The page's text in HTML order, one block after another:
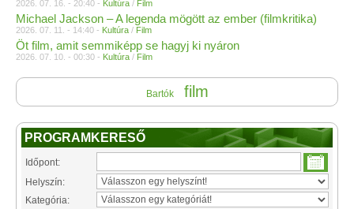
2026. 07. 16. - 20:40 - Kultúra / Film
Michael Jackson – A legenda mögött az ember (filmkritika)
2026. 07. 11. - 14:40 - Kultúra / Film
Öt film, amit semmiképp se hagyj ki nyáron
2026. 07. 10. - 00:30 - Kultúra / Film
Bartók film
PROGRAMKERESŐ
Időpont:
Helyszín:
Kategória: